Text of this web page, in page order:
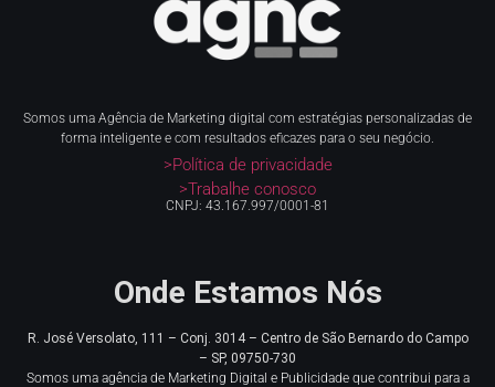
Somos uma Agência de Marketing digital com estratégias personalizadas de
forma inteligente e com resultados eficazes para o seu negócio.
>Política de privacidade
>Trabalhe conosco
CNPJ: 43.167.997/0001-81
Onde Estamos Nós
R. José Versolato, 111 – Conj. 3014 – Centro de São Bernardo do Campo
– SP, 09750-730
Somos uma agência de Marketing Digital e Publicidade que contribui para a